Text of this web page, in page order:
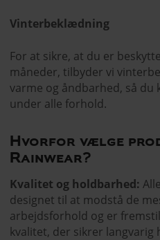
Vinterbeklædning
For at sikre, at du er
måneder, tilbyder vi
varme og åndbarhed, så
under alle forhold.
Hvorfor vælge
Rainwear?
Kvalitet og holdbarhed:
designet til at modstå de
arbejdsforhold og er
kvalitet, der sikrer langvarig